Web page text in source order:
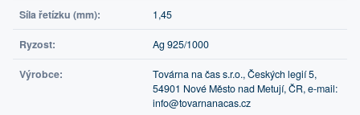
Síla řetízku (mm): 1,45
Ryzost: Ag 925/1000
Výrobce:
Továrna na čas s.r.o., Českých legií 5,
54901 Nové Město nad Metují, ČR, e-mail:
info@tovarnanacas.cz